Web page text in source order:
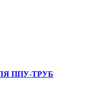
ППУ-ТРУБ